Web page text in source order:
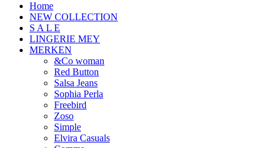
Home
NEW COLLECTION
S A L E
LINGERIE MEY
MERKEN
&Co woman
Red Button
Salsa Jeans
Sophia Perla
Freebird
Zoso
Simple
Elvira Casuals